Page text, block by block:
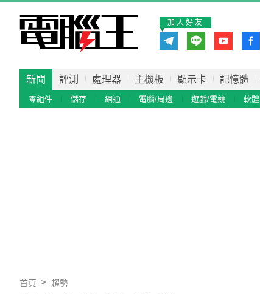
加入好友
新聞 評測 處理器 主機板 顯示卡 記憶體
零組件 儲存 網通 電腦/周邊 遊戲/電競 軟體
首頁 趨勢